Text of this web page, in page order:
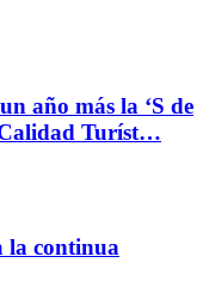
año más la ‘S de
Calidad Turíst…
la continua